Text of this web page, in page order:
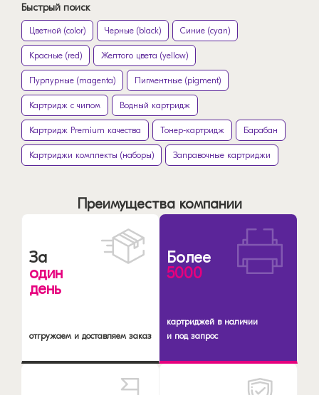
Быстрый поиск
Цветной (color) Черные (black) Синие (cyan)
Красные (red) Желтого цвета (yellow)
Пурпурные (magenta) Пигментные (pigment)
Картридж с чипом Водный картридж
Картридж Premium качества Тонер-картридж Барабан
Картриджи комплекты (наборы) Заправочные картриджи
Преимущества компании
За
один
день
отгружаем и доставляем заказ
Более
5000
картриджей в наличии
и под запрос